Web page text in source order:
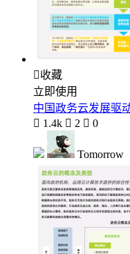
收藏
立即使用
中国政务云发展驱
 1.4k  2  0
Tomorrow